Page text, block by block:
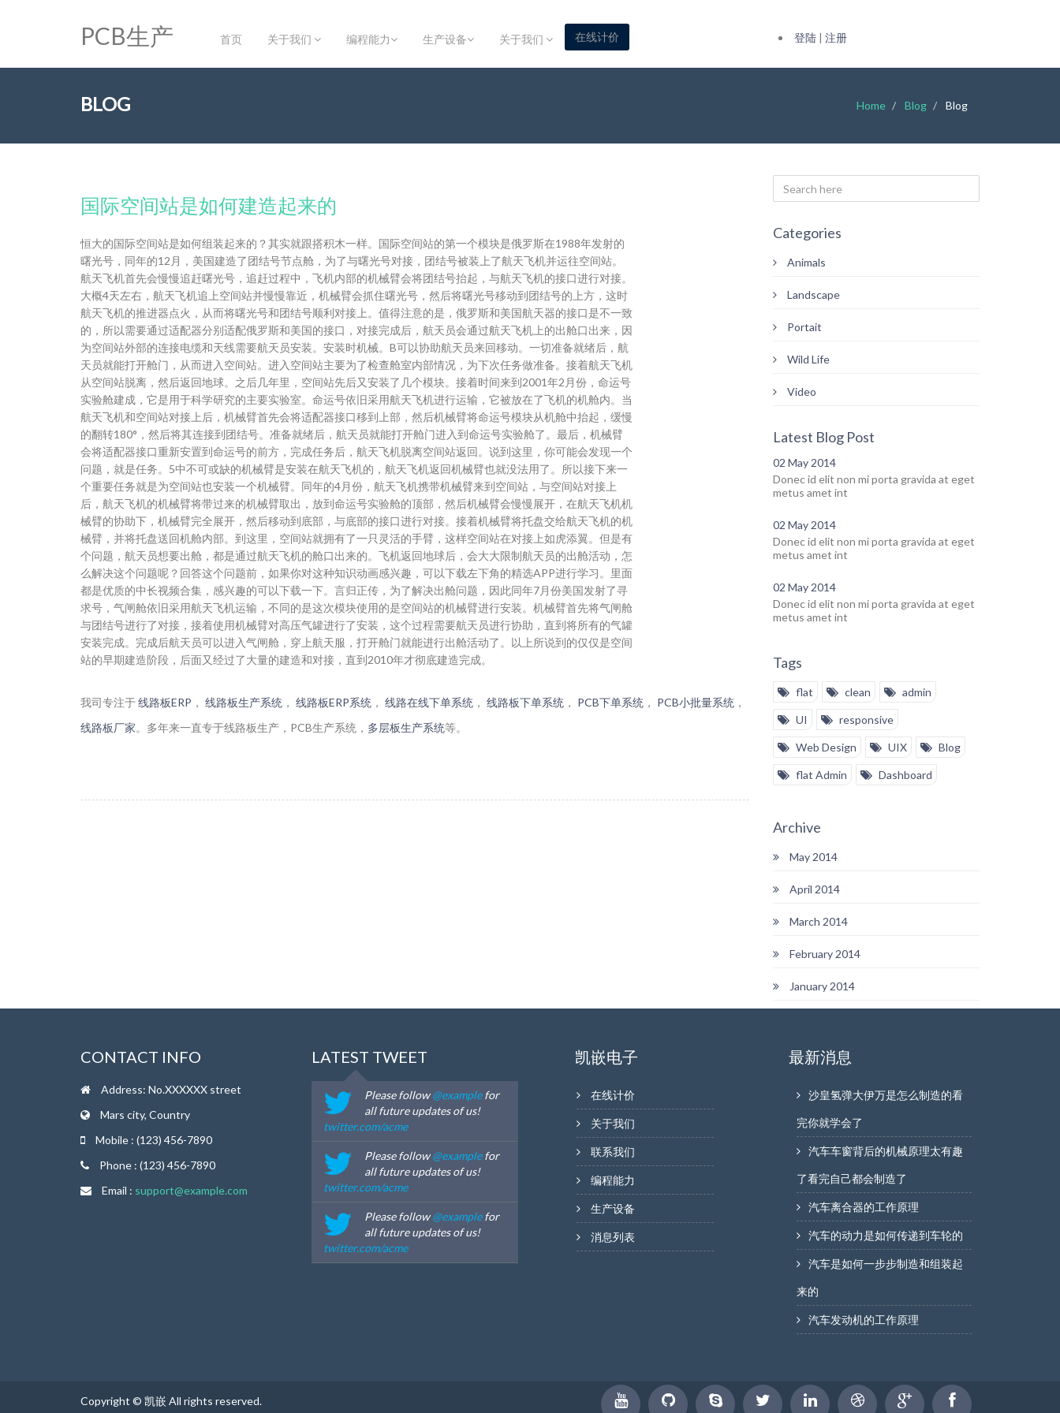
PCB生产 首页 关于我们 编程能力 生产设备 关于我们 在线计价 登陆 | 注册
BLOG Home Blog Blog
国际空间站是如何建造起来的
恒大的国际空间站是如何组装起来的？其实就跟搭积木一样。国际空间站的第一个模块是俄罗斯在1988年发射的
曙光号，同年的12月，美国建造了团结号节点舱，为了与曙光号对接，团结号被装上了航天飞机并运往空间站。
航天飞机首先会慢慢追赶曙光号，追赶过程中，飞机内部的机械臂会将团结号抬起，与航天飞机的接口进行对接。
大概4天左右，航天飞机追上空间站并慢慢靠近，机械臂会抓住曙光号，然后将曙光号移动到团结号的上方，这时
航天飞机的推进器点火，从而将曙光号和团结号顺利对接上。值得注意的是，俄罗斯和美国航天器的接口是不一致
的，所以需要通过适配器分别适配俄罗斯和美国的接口，对接完成后，航天员会通过航天飞机上的出舱口出来，因
为空间站外部的连接电缆和天线需要航天员安装。安装时机械。B可以协助航天员来回移动。一切准备就绪后，航
天员就能打开舱门，从而进入空间站。进入空间站主要为了检查舱室内部情况，为下次任务做准备。接着航天飞机
从空间站脱离，然后返回地球。之后几年里，空间站先后又安装了几个模块。接着时间来到2001年2月份，命运号
实验舱建成，它是用于科学研究的主要实验室。命运号依旧采用航天飞机进行运输，它被放在了飞机的机舱内。当
航天飞机和空间站对接上后，机械臂首先会将适配器接口移到上部，然后机械臂将命运号模块从机舱中抬起，缓慢
的翻转180°，然后将其连接到团结号。准备就绪后，航天员就能打开舱门进入到命运号实验舱了。最后，机械臂
会将适配器接口重新安置到命运号的前方，完成任务后，航天飞机脱离空间站返回。说到这里，你可能会发现一个
问题，就是任务。5中不可或缺的机械臂是安装在航天飞机的，航天飞机返回机械臂也就没法用了。所以接下来一
个重要任务就是为空间站也安装一个机械臂。同年的4月份，航天飞机携带机械臂来到空间站，与空间站对接上
后，航天飞机的机械臂将带过来的机械臂取出，放到命运号实验舱的顶部，然后机械臂会慢慢展开，在航天飞机机
械臂的协助下，机械臂完全展开，然后移动到底部，与底部的接口进行对接。接着机械臂将托盘交给航天飞机的机
械臂，并将托盘送回机舱内部。到这里，空间站就拥有了一只灵活的手臂，这样空间站在对接上如虎添翼。但是有
个问题，航天员想要出舱，都是通过航天飞机的舱口出来的。飞机返回地球后，会大大限制航天员的出舱活动，怎
么解决这个问题呢？回答这个问题前，如果你对这种知识动画感兴趣，可以下载左下角的精选APP进行学习。里面
都是优质的中长视频合集，感兴趣的可以下载一下。言归正传，为了解决出舱问题，因此同年7月份美国发射了寻
求号，气闸舱依旧采用航天飞机运输，不同的是这次模块使用的是空间站的机械臂进行安装。机械臂首先将气闸舱
与团结号进行了对接，接着使用机械臂对高压气罐进行了安装，这个过程需要航天员进行协助，直到将所有的气罐
安装完成。完成后航天员可以进入气闸舱，穿上航天服，打开舱门就能进行出舱活动了。以上所说到的仅仅是空间
站的早期建造阶段，后面又经过了大量的建造和对接，直到2010年才彻底建造完成。
我司专注于线路板ERP ， 线路板生产系统 ， 线路板ERP系统 ， 线路在线下单系统 ， 线路板下单系统 ， PCB下单系统 ， PCB小批量系统 ，
线路板厂家。多年来一直专于线路板生产，PCB生产系统， 多层板生产系统等。
Categories
Animals
Landscape
Portait
Wild Life
Video
Latest Blog Post
02 May 2014
Donec id elit non mi porta gravida at eget
metus amet int
02 May 2014
Donec id elit non mi porta gravida at eget
metus amet int
02 May 2014
Donec id elit non mi porta gravida at eget
metus amet int
Tags
flat clean admin
UI responsive
Web Design UIX Blog
flat Admin Dashboard
Archive
May 2014
April 2014
March 2014
February 2014
January 2014
CONTACT INFO
Address: No.XXXXXX street
Mars city, Country
Mobile : (123) 456-7890
Phone : (123) 456-7890
Email : support@example.com
LATEST TWEET
Please follow@examplefor
all future updates of us!
twitter.com/acme
Please follow@examplefor
all future updates of us!
twitter.com/acme
Please follow@examplefor
all future updates of us!
twitter.com/acme
凯嵌电子
在线计价
关于我们
联系我们
编程能力
生产设备
消息列表
最新消息
沙皇氢弹大伊万是怎么制造的看
完你就学会了
汽车车窗背后的机械原理太有趣
了看完自己都会制造了
汽车离合器的工作原理
汽车的动力是如何传递到车轮的
汽车是如何一步步制造和组装起
来的
汽车发动机的工作原理
Copyright © 凯嵌 All rights reserved.